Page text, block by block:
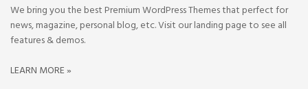
We bring you the best Premium WordPress Themes that perfect for
news, magazine, personal blog, etc. Visit our landing page to see all
features & demos.
LEARN MORE »